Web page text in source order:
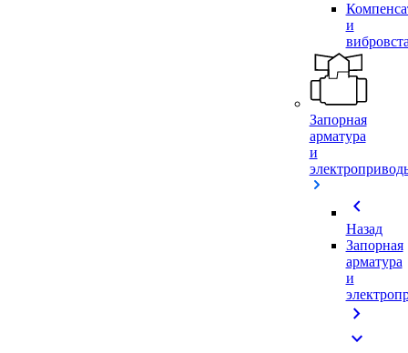
и
Запорная
арматура
и
chevron_left
Назад
Запорная
арматура
и
chevron_right
expand_more